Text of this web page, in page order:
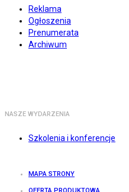
Reklama
Ogłoszenia
Prenumerata
Archiwum
NASZE WYDARZENIA
Szkolenia i konferencje
MAPA STRONY